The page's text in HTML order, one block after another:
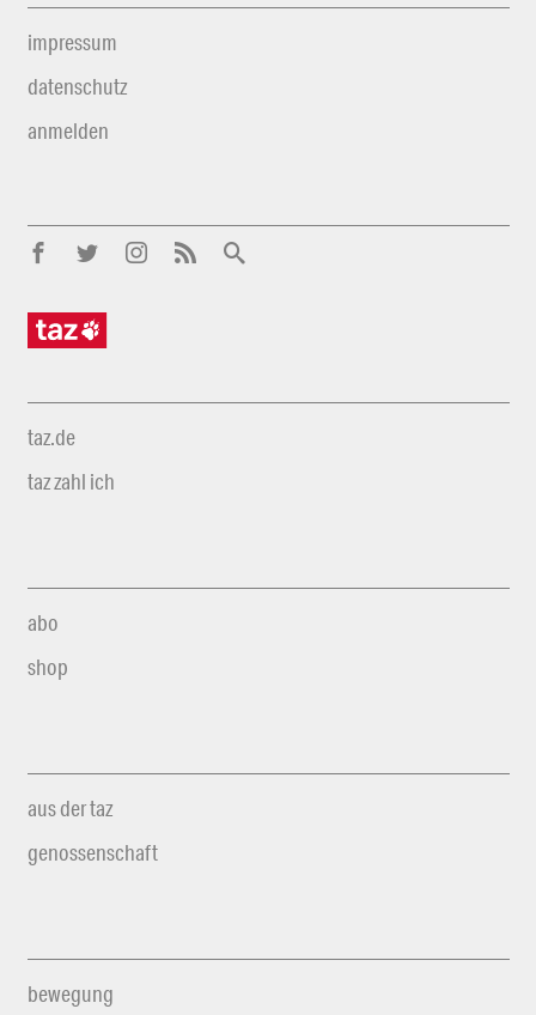
impressum
datenschutz
anmelden
taz.de
taz zahl ich
abo
shop
aus der taz
genossenschaft
bewegung